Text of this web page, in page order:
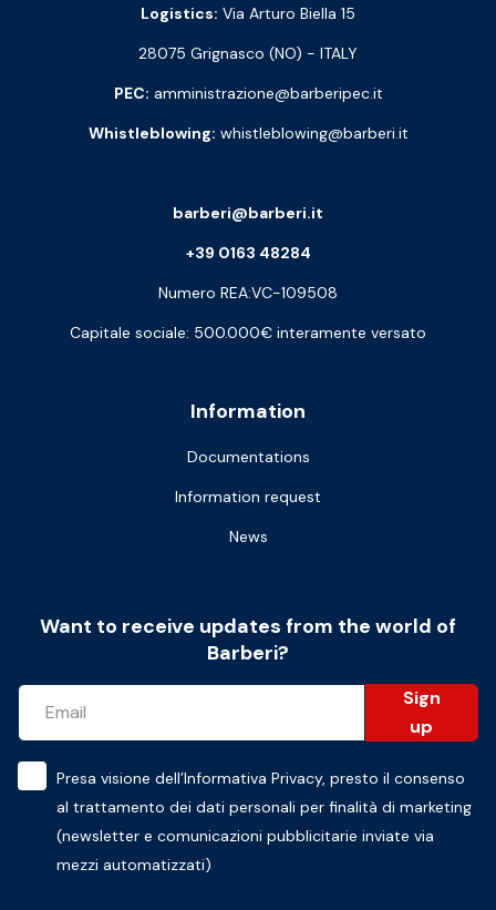
Logistics: Via Arturo Biella 15
28075 Grignasco (NO) - ITALY
PEC: amministrazione@barberipec.it
Whistleblowing: whistleblowing@barberi.it
Information
Documentations
Information request
News
barberi@barberi.it
+39 0163 48284
Numero REA:VC-109508
Capitale sociale: 500.000€ interamente versato
Want to receive updates from the world of
Barberi?
Sign
up
Presa visione dell’Informativa Privacy, presto il consenso
al trattamento dei dati personali per finalità di marketing
(newsletter e comunicazioni pubblicitarie inviate via
mezzi automatizzati)